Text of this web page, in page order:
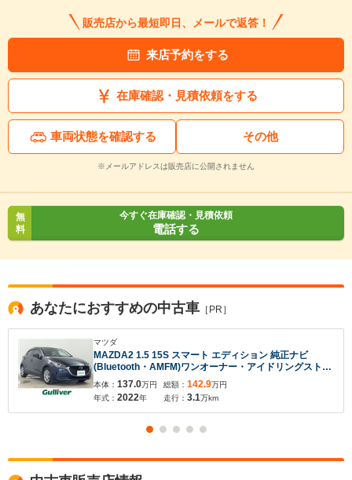
販売店から最短即日、メールで返答！
来店予約をする
在庫確認・見積依頼をする
車両状態を確認する その他
※メールアドレスは販売店に公開されません
無
料
今すぐ在庫確認・見積依頼
電話する
あなたにおすすめの中古車 ［PR］
マツダ
MAZDA2 1.5 15S スマート エディション 純正ナビ
(Bluetooth・AMFM)ワンオーナー・アイドリングストッ
プ・スマートキー・ドライブレコーダー・純正フロアマ
ット・レーンキープアシスト・コーナーセンサー・ドア
バイザー
本体： 137.0万円
年式： 2022年
総額： 142.9万円
走行： 3.1万km